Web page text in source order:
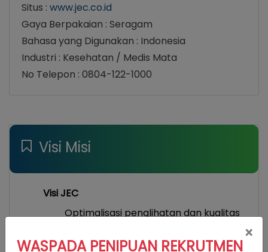
Situs : www.jec.co.id
Gaya Berpakaian : Seragam
Bahasa yang Digunakan : Indonesia
Industri : Kesehatan / Medis Mata
No Telepon : 0804-122-1000
Visi Misi
Visi JEC
Optimalisasi penglihatan dan kualitas
×
WASPADA PENIPUAN REKRUTMEN